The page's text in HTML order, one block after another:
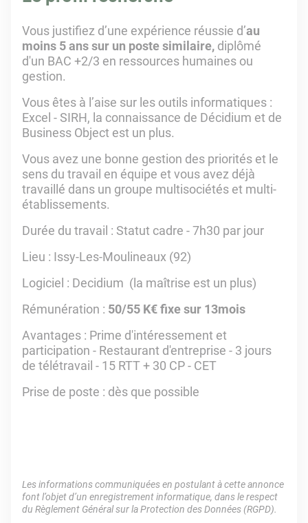
Vous justifiez d’une expérience réussie d’au
moins 5 ans sur un poste similaire, diplômé
d'un BAC +2/3 en ressources humaines ou
gestion.
Vous êtes à l’aise sur les outils informatiques :
Excel - SIRH, la connaissance de Décidium et de
Business Object est un plus.
Vous avez une bonne gestion des priorités et le
sens du travail en équipe et vous avez déjà
travaillé dans un groupe multisociétés et multi-
établissements.
Durée du travail : Statut cadre - 7h30 par jour
Lieu : Issy-Les-Moulineaux (92)
Logiciel : Decidium (la maîtrise est un plus)
Rémunération : 50/55 K€ fixe sur 13mois
Avantages : Prime d'intéressement et
participation - Restaurant d'entreprise - 3 jours
de télétravail - 15 RTT + 30 CP - CET
Prise de poste : dès que possible
Les informations communiquées en postulant à cette annonce
font l’objet d’un enregistrement informatique, dans le respect
du Règlement Général sur la Protection des Données (RGPD).